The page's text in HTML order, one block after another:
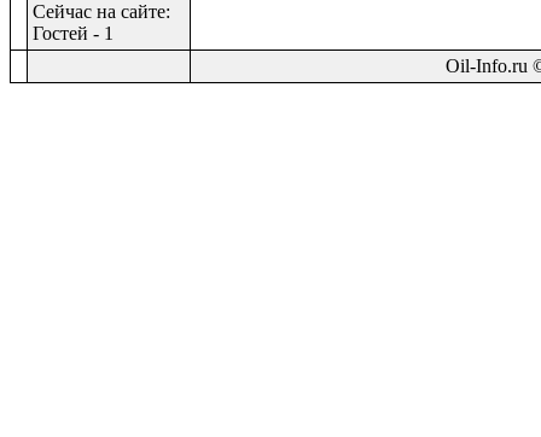
Сейчас на сайте:
Гостей - 1
Oil-Info.ru